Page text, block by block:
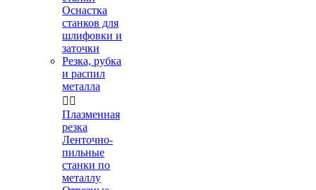
Оснастка
станков для
шлифовки и
заточки
Резка, рубка
и распил
металла
 
Плазменная
резка
Ленточно-
пильные
станки по
металлу